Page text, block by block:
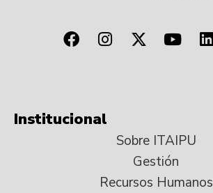
Institucional
Sobre ITAIPU
Gestión
Recursos Humanos